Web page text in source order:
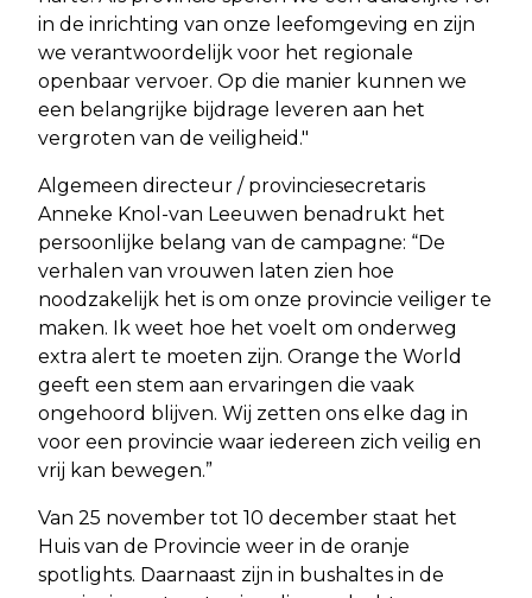
in de inrichting van onze leefomgeving en zijn
we verantwoordelijk voor het regionale
openbaar vervoer. Op die manier kunnen we
een belangrijke bijdrage leveren aan het
vergroten van de veiligheid."
Algemeen directeur / provinciesecretaris
Anneke Knol-van Leeuwen benadrukt het
persoonlijke belang van de campagne: “De
verhalen van vrouwen laten zien hoe
noodzakelijk het is om onze provincie veiliger te
maken. Ik weet hoe het voelt om onderweg
extra alert te moeten zijn. Orange the World
geeft een stem aan ervaringen die vaak
ongehoord blijven. Wij zetten ons elke dag in
voor een provincie waar iedereen zich veilig en
vrij kan bewegen.”
Van 25 november tot 10 december staat het
Huis van de Provincie weer in de oranje
spotlights. Daarnaast zijn in bushaltes in de